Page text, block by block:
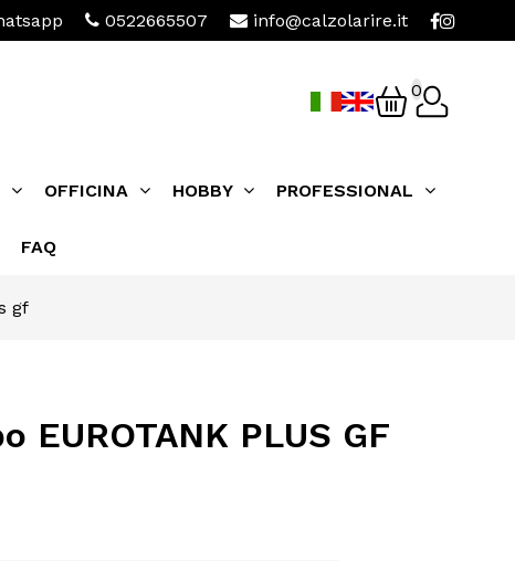
0522665507 info@calzolarire.it
0
OFFICINA HOBBY PROFESSIONAL
FAQ
gf
EUROTANK PLUS GF